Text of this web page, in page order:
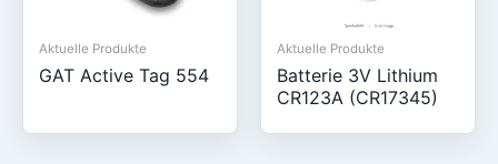
Aktuelle Produkte
GAT Active Tag 554
Aktuelle Produkte
Batterie 3V Lithium
CR123A (CR17345)